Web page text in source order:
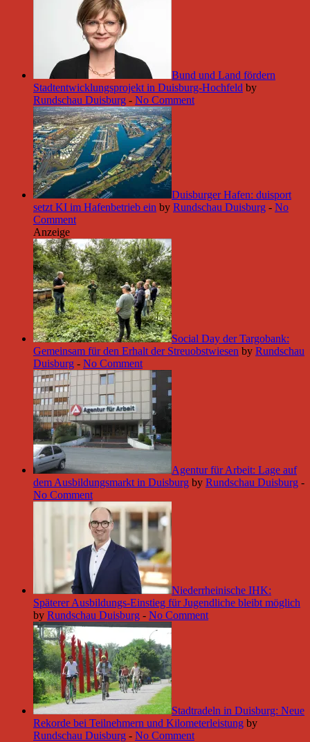
Bund und Land fördern
Stadtentwicklungsprojekt in Duisburg-Hochfeld by
Rundschau Duisburg - No Comment
Duisburger Hafen: duisport
setzt KI im Hafenbetrieb ein by Rundschau Duisburg - No
Comment
Anzeige
Social Day der Targobank:
Gemeinsam für den Erhalt der Streuobstwiesen by Rundschau
Duisburg - No Comment
Agentur für Arbeit: Lage auf
dem Ausbildungsmarkt in Duisburg by Rundschau Duisburg -
No Comment
Niederrheinische IHK:
Späterer Ausbildungs-Einstieg für Jugendliche bleibt möglich
by Rundschau Duisburg - No Comment
Stadtradeln in Duisburg: Neue
Rekorde bei Teilnehmern und Kilometerleistung by
Rundschau Duisburg - No Comment